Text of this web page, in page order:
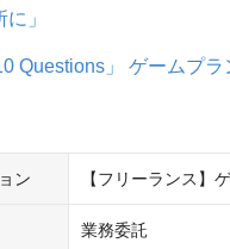
」
Questions」 ゲームプ
ン 【フリーランス】
業務委託